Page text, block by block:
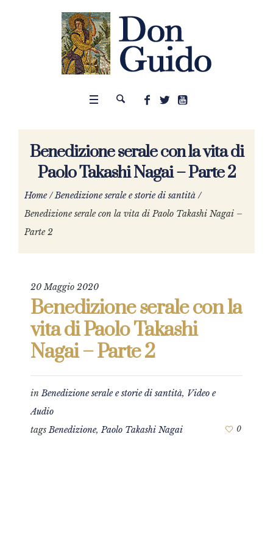
Benedizione serale con la vita di
Paolo Takashi Nagai – Parte 2
Home /Benedizione serale e storie di santità /
Benedizione serale con la vita di Paolo Takashi Nagai –
Parte 2
20 Maggio 2020
Benedizione serale con la
vita di Paolo Takashi
Nagai – Parte 2
inBenedizione serale e storie di santità, Video e
Audio
tagsBenedizione,Paolo Takashi Nagai 0